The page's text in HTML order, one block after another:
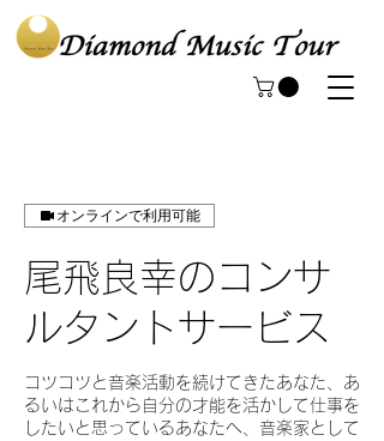
オンラインで利用可能
尾飛良幸のコンサ
ルタントサービス
コツコツと音楽活動を続けてきたあなた、あ
るいはこれから自分の才能を活かして仕事を
したいと思っているあなたへ、音楽家として